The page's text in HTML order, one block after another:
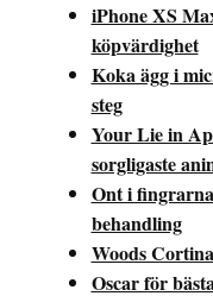
iPhone XS
köpvärdighet
Koka ägg i
steg
Your Lie in
sorgligaste
Ont i
behandling
Woods
Oscar för